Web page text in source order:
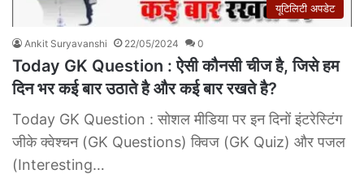
यूटिलिटी अपडेट
Ankit Suryavanshi 22/05/2024 0
Today GK Question : ऐसी कौनसी चीज है, जिसे हम
दिन भर कई बार उठाते है और कई बार रखते है?
Today GK Question : सोशल मीडिया पर इन दिनों इंटरेस्टिंग
जीके क्वेश्चन (GK Questions) क्विज (GK Quiz) और पजल
(Interesting…